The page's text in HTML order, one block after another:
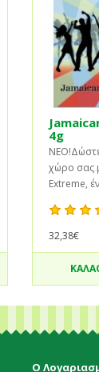
4g
χώρο σας
Extreme,
32,38€
Ο